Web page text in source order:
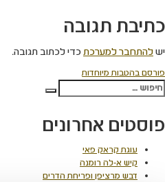
כתיבת תגובה
ישלהתחבר למערכתכדי לכתוב תגובה.
ניווט
פורסם בהטבות מיוחדות
חפש:
חיפוש
פוסטים אחרונים
עוגת קראק פאי
קיש א-לה רומנה
דבש מרציפן ופריחת הדרים